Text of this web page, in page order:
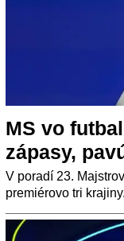
MS vo
zápasy,
V poradí 23.
premiérovo tri